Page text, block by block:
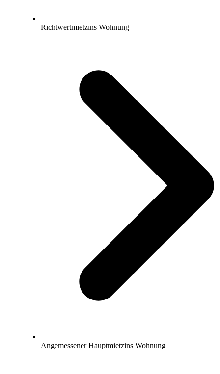
Richtwertmietzins Wohnung
Angemessener Hauptmietzins Wohnung